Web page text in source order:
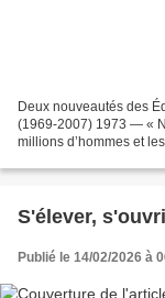
Deux nouveautés des
(1969-2007) 1973 — «
millions d’hommes et
S'élever,
Publié le 14/02/2026 à